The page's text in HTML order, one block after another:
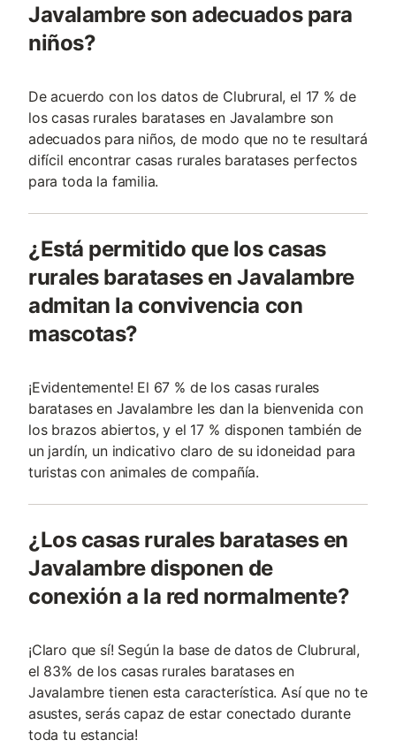
Javalambre son adecuados para
niños?
De acuerdo con los datos de Clubrural, el 17 % de
los casas rurales baratases en Javalambre son
adecuados para niños, de modo que no te resultará
difícil encontrar casas rurales baratases perfectos
para toda la familia.
¿Está permitido que los casas
rurales baratases en Javalambre
admitan la convivencia con
mascotas?
¡Evidentemente! El 67 % de los casas rurales
baratases en Javalambre les dan la bienvenida con
los brazos abiertos, y el 17 % disponen también de
un jardín, un indicativo claro de su idoneidad para
turistas con animales de compañí­a.
¿Los casas rurales baratases en
Javalambre disponen de
conexión a la red normalmente?
¡Claro que sí! Según la base de datos de Clubrural,
el 83% de los casas rurales baratases en
Javalambre tienen esta característica. Así que no te
asustes, serás capaz de estar conectado durante
toda tu estancia!